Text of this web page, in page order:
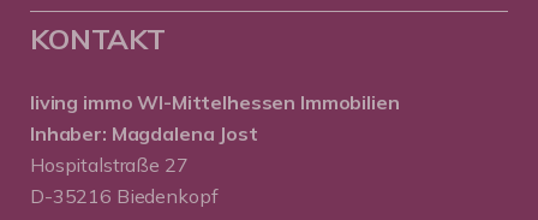
KONTAKT
living immo WI-Mittelhessen Immobilien
Inhaber: Magdalena Jost
Hospitalstraße 27
D-35216 Biedenkopf